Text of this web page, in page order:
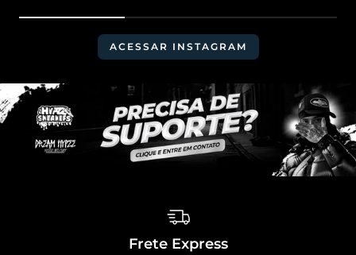
ACESSAR INSTAGRAM
Frete Express